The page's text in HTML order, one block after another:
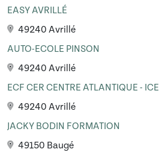
EASY AVRILLÉ
49240 Avrillé
AUTO-ECOLE PINSON
49240 Avrillé
ECF CER CENTRE ATLANTIQUE - ICE
49240 Avrillé
JACKY BODIN FORMATION
49150 Baugé